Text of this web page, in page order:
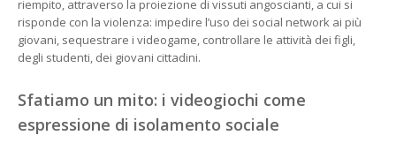
riempito, attraverso la proiezione di vissuti angoscianti, a cui si
risponde con la violenza: impedire l’uso dei social network ai più
giovani, sequestrare i videogame, controllare le attività dei figli,
degli studenti, dei giovani cittadini.
Sfatiamo un mito: i videogiochi come
espressione di isolamento sociale